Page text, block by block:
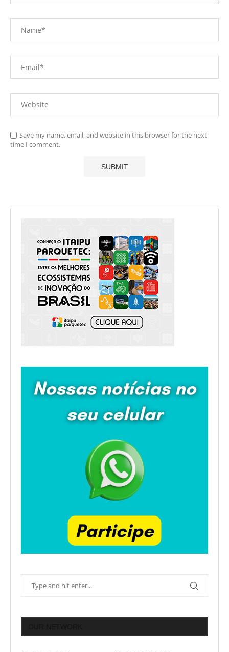
Save my name, email, and website in this browser for the next
time I comment.